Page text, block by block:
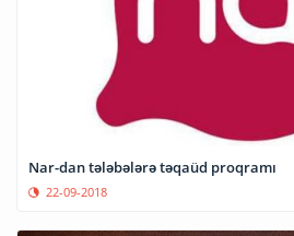
Nar-dan tələbələrə təqaüd proqramı
22-09-2018